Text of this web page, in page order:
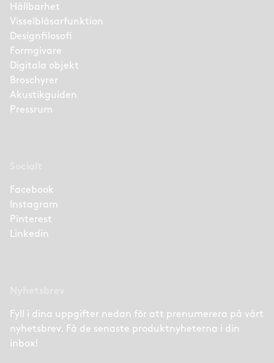
Hållbarhet
Visselblåsarfunktion
Designfilosofi
Formgivare
Digitala objekt
Broschyrer
Akustikguiden
Pressrum
Facebook
Instagram
Pinterest
Linkedin
Fyll i dina uppgifter nedan för att prenumerera på vårt
nyhetsbrev. Få de senaste produktnyheterna i din
inbox!